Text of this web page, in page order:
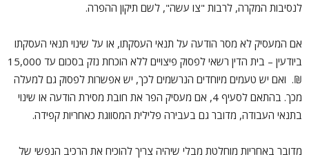
לנסיבות המקרה, לרבות "צו עשה", לשם תיקון ההפרה.
אם המעסיק לא מסר הודעה על תנאי העסקתו, או על שינוי תנאי העסקתו
ביודעין – בית הדין רשאי לפסוק פיצויים ללא הוכחת נזק בסכום עד 15,000
₪. ואם יש טעמים מיוחדים הנרשמים לכך, יש אפשרות לפסוק גם למעלה
מכך. בהתאם לסעיף 4, אם מעסיק הפר את חובת מסירת הודעה או שינוי
בתנאי העבודה, מדובר גם בעבירה פלילית המסווגת כאחריות קפידה.
מדובר באחריות מוחלטת מבלי שיהיה צריך להוכיח את הרכיב הנפשי של